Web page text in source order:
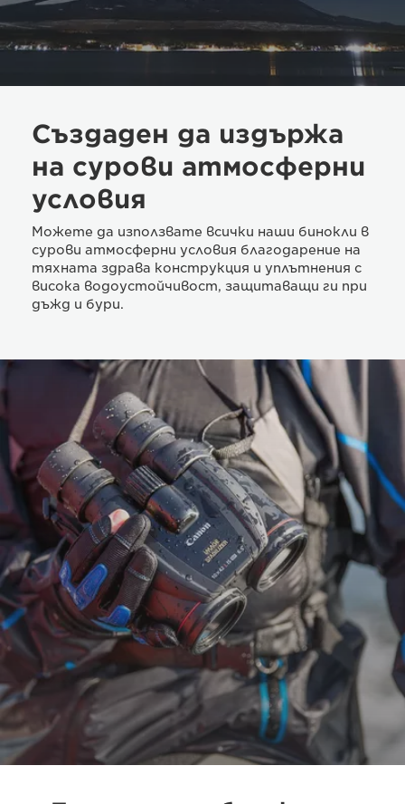
Създаден да издържа
на сурови атмосферни
условия
Можете да използвате всички наши бинокли в
сурови атмосферни условия благодарение на
тяхната здрава конструкция и уплътнения с
висока водоустойчивост, защитаващи ги при
дъжд и бури.